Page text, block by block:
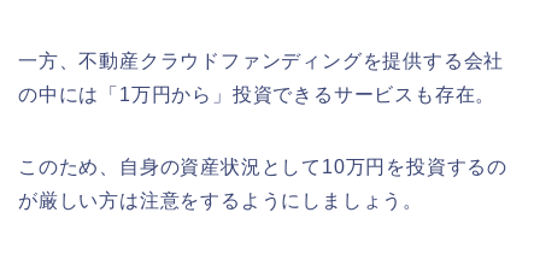
一方、不動産クラウドファンディングを提供する会社
の中には「1万円から」投資できるサービスも存在。
このため、自身の資産状況として10万円を投資するの
が厳しい方は注意をするようにしましょう。